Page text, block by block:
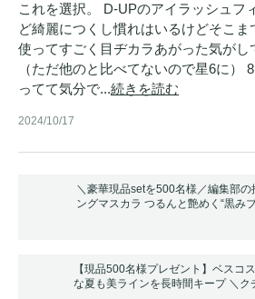
これを選択。 D‐UPのアイラッシュフ
ど綺麗につくし慣れはいるけどそこ
使ってすごく目ヂカラあがった気がし
（ただ他のと比べてないので星6に）
ってて気分で...続きを読む
2024/10/17
＼豪華現品setを500名様／編集部の
ングマスカラ つるんと艶めく“黒み
【現品500名様プレゼント】ベスコ
な夏も美ラインを長時間キープ ＼ク